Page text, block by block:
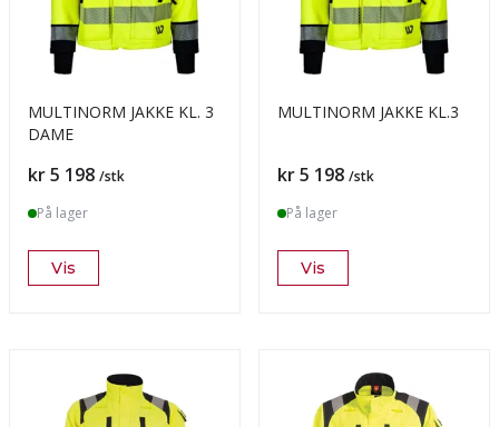
MULTINORM JAKKE KL. 3
DAME
Pris
kr 5 198 /stk
På lager
Vis
MULTINORM JAKKE KL.3
Pris
kr 5 198 /stk
På lager
Vis